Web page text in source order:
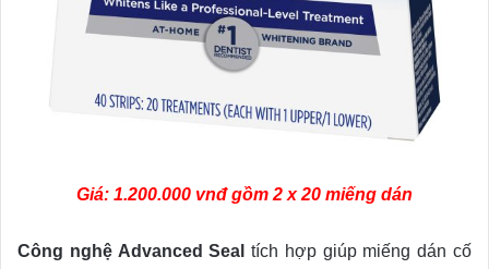
Giá: 1.200.000 vnđ gồm 2 x 20 miếng dán
Công nghệ Advanced Seal tích hợp giúp miếng dán cố